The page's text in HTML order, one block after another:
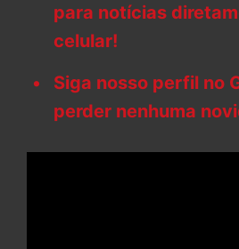
para notícias
celular!
Siga nosso perfil no
perder nenhuma